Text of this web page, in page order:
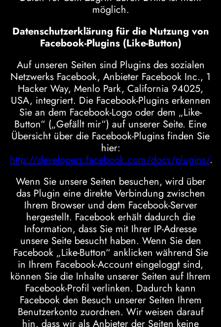
möglich.
Datenschutzerklärung für die Nutzung von
Facebook-Plugins (Like-Button)
Auf unseren Seiten sind Plugins des sozialen
Netzwerks Facebook, Anbieter Facebook Inc., 1
Hacker Way, Menlo Park, California 94025,
USA, integriert. Die Facebook-Plugins erkennen
Sie an dem Facebook-Logo oder dem „Like-
Button“ („Gefällt mir“) auf unserer Seite. Eine
Übersicht über die Facebook-Plugins finden Sie
hier:
http://developers.facebook.com/docs/plugins/.
Wenn Sie unsere Seiten besuchen, wird über
das Plugin eine direkte Verbindung zwischen
Ihrem Browser und dem Facebook-Server
hergestellt. Facebook erhält dadurch die
Information, dass Sie mit Ihrer IP-Adresse
unsere Seite besucht haben. Wenn Sie den
Facebook „Like-Button“ anklicken während Sie
in Ihrem Facebook-Account eingeloggt sind,
können Sie die Inhalte unserer Seiten auf Ihrem
Facebook-Profil verlinken. Dadurch kann
Facebook den Besuch unserer Seiten Ihrem
Benutzerkonto zuordnen. Wir weisen darauf
hin, dass wir als Anbieter der Seiten keine